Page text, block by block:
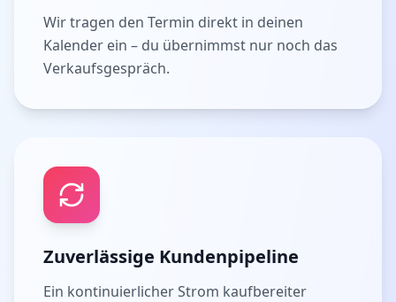
Wir tragen den Termin direkt in deinen
Kalender ein – du übernimmst nur noch das
Verkaufsgespräch.
Zuverlässige Kundenpipeline
Ein kontinuierlicher Strom kaufbereiter